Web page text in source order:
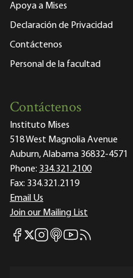
Apoya a Mises
Declaración de Privacidad
Contáctenos
Personal de la facultad
Contáctenos
Instituto Mises
518 West Magnolia Avenue
Auburn, Alabama 36832-4571
Phone: 334.321.2100
Fax: 334.321.2119
Email Us
Join our Mailing List
Mises Facebook
Mises X
Mises Instagram
Mises itunes
Mises Youtube
Mises RSS feed